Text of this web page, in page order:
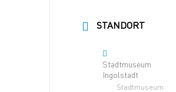
STANDORT
Stadtmuseum
Ingolstadt
Stadtmuseum